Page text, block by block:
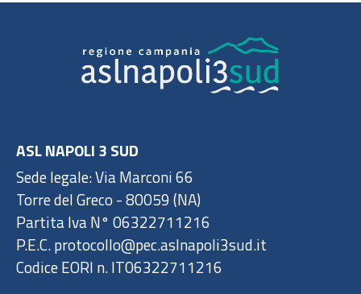
ASL NAPOLI 3 SUD
Sede legale: Via Marconi 66
Torre del Greco - 80059 (NA)
Partita Iva N° 06322711216
P.E.C. protocollo@pec.aslnapoli3sud.it
Codice EORI n. IT06322711216